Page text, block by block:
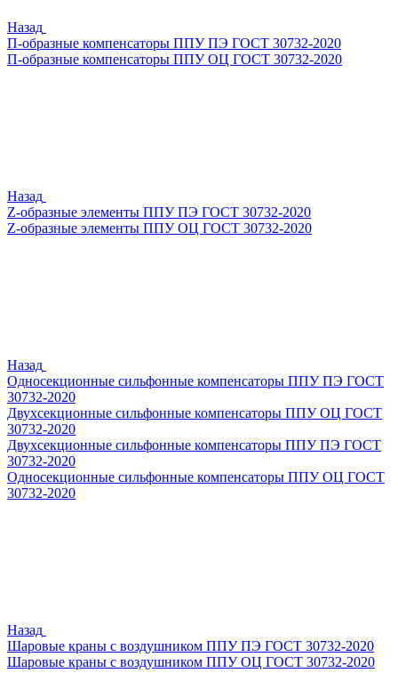
Назад
П-образные компенсаторы ППУ ПЭ ГОСТ 30732-2020
П-образные компенсаторы ППУ ОЦ ГОСТ 30732-2020
Назад
Z-образные элементы ППУ ПЭ ГОСТ 30732-2020
Z-образные элементы ППУ ОЦ ГОСТ 30732-2020
Назад
Односекционные сильфонные компенсаторы ППУ ПЭ ГОСТ
30732-2020
Двухсекционные сильфонные компенсаторы ППУ ОЦ ГОСТ
30732-2020
Двухсекционные сильфонные компенсаторы ППУ ПЭ ГОСТ
30732-2020
Односекционные сильфонные компенсаторы ППУ ОЦ ГОСТ
30732-2020
Назад
Шаровые краны с воздушником ППУ ПЭ ГОСТ 30732-2020
Шаровые краны с воздушником ППУ ОЦ ГОСТ 30732-2020